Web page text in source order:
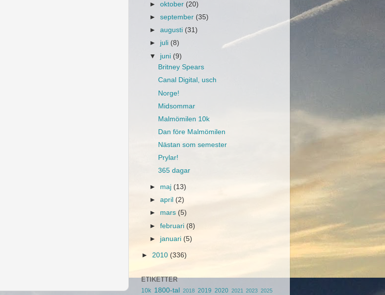
►oktober (20)
►september (35)
►augusti (31)
► juli (8)
▼ juni (9)
Britney Spears
Canal Digital, usch
Norge!
Midsommar
Malmömilen 10k
Dan före Malmömilen
Nästan som semester
Prylar!
365 dagar
► maj (13)
►april(2)
► mars(5)
►februari (8)
► januari (5)
► 2010 (336)
ETIKETTER
10k 1800-tal 2018 2019 2020 2021 2023 2025